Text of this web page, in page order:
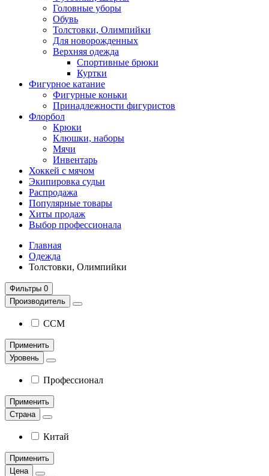
Головные уборы
Обувь
Толстовки, Олимпийки
Для новорожденных
Верхняя одежда
Спортивные брюки
Куртки
Фигурное катание
Фигурные коньки
Принадлежности фигуристов
Флорбол
Крюки
Клюшки, наборы
Мячи
Инвентарь
Хоккей с мячом
Экипировка судьи
Распродажа
Популярные товары
Хиты продаж
Выбор профессионала
Главная
Одежда
Толстовки, Олимпийки
Фильтры 0
Производитель
CCM
Применить
Уровень
Профессионал
Применить
Страна
Китай
Применить
Цена